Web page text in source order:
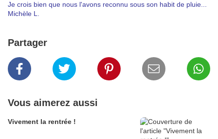
Je crois bien que nous l'avons reconnu sous son habit de pluie...
Michèle L.
Partager
Vous aimerez aussi
Vivement la rentrée !